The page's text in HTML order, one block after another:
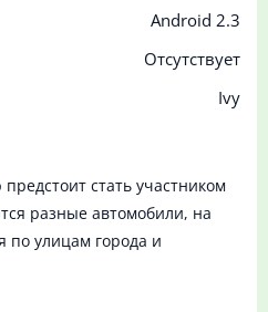
Android 2.3
Отсутствует
Ivy
стать участником
разные автомобили, на
по улицам города и